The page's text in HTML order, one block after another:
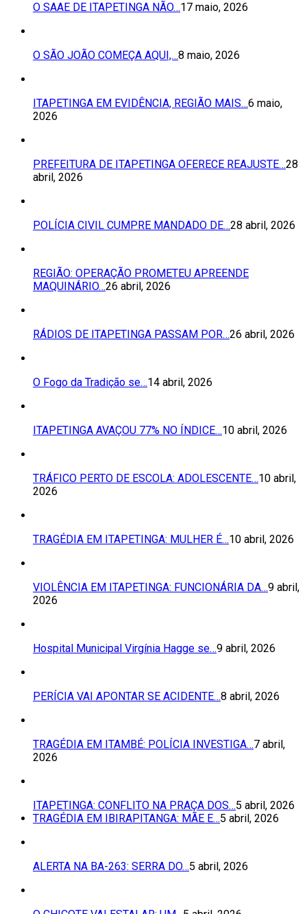
O SAAE DE ITAPETINGA NÃO…17 maio, 2026
O SÃO JOÃO COMEÇA AQUI,…8 maio, 2026
ITAPETINGA EM EVIDÊNCIA, REGIÃO MAIS…6 maio,
2026
PREFEITURA DE ITAPETINGA OFERECE REAJUSTE…28
abril, 2026
POLÍCIA CIVIL CUMPRE MANDADO DE…28 abril, 2026
REGIÃO: OPERAÇÃO PROMETEU APREENDE
MAQUINÁRIO…26 abril, 2026
RÁDIOS DE ITAPETINGA PASSAM POR…26 abril, 2026
O Fogo da Tradição se…14 abril, 2026
ITAPETINGA AVAÇOU 77% NO ÍNDICE…10 abril, 2026
TRÁFICO PERTO DE ESCOLA: ADOLESCENTE…10 abril,
2026
TRAGÉDIA EM ITAPETINGA: MULHER É…10 abril, 2026
VIOLÊNCIA EM ITAPETINGA: FUNCIONÁRIA DA…9 abril,
2026
Hospital Municipal Virgínia Hagge se…9 abril, 2026
PERÍCIA VAI APONTAR SE ACIDENTE…8 abril, 2026
TRAGÉDIA EM ITAMBÉ: POLÍCIA INVESTIGA…7 abril,
2026
ITAPETINGA: CONFLITO NA PRAÇA DOS…5 abril, 2026
TRAGÉDIA EM IBIRAPITANGA: MÃE E…5 abril, 2026
ALERTA NA BA-263: SERRA DO…5 abril, 2026